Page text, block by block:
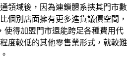
領域後，因為連鎖體系挾其門市數
個別店面擁有更多進貨議價空間，
使得加盟門市還能跨足各種費用代
度較低的其他零售業形式，就較難